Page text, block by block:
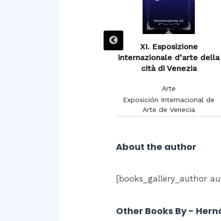
XI. Esposizione
internazionale d’arte della
cità di Venezia
Arte
Exposición Internacional de
Arte de Venecia
About the author
[books_gallery_author
Other Books By -